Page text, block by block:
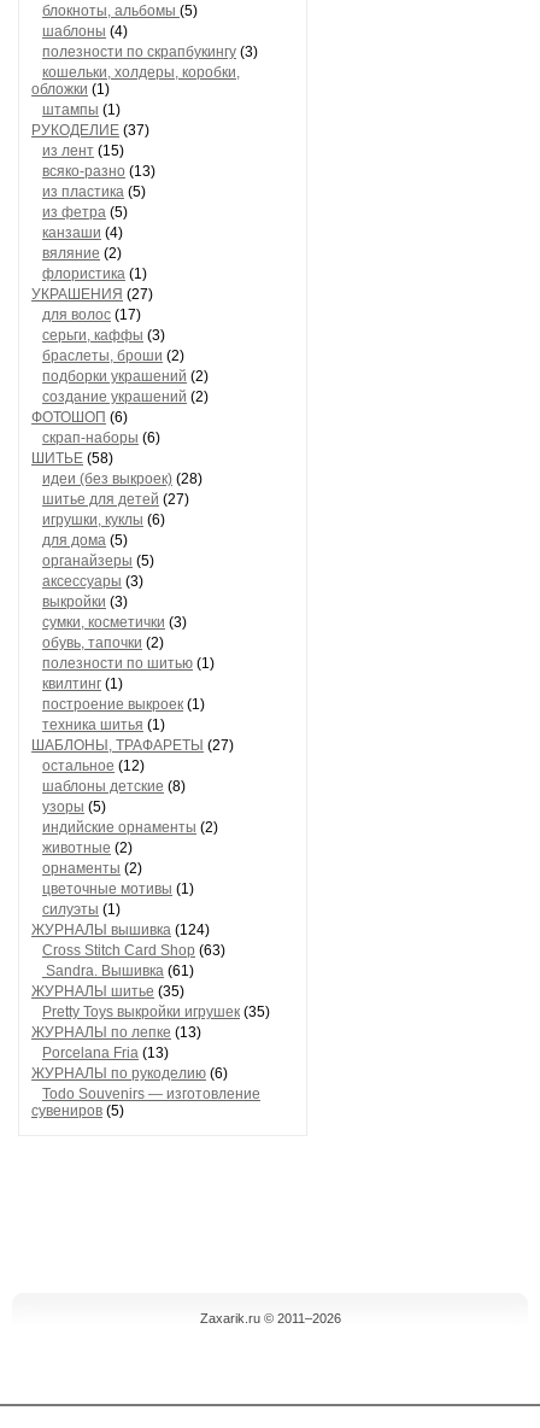
блокноты, альбомы (5)
шаблоны (4)
полезности по скрапбукингу (3)
кошельки, холдеры, коробки,
обложки (1)
штампы (1)
РУКОДЕЛИЕ (37)
из лент (15)
всяко-разно (13)
из пластика (5)
из фетра (5)
канзаши (4)
вяляние (2)
флористика (1)
УКРАШЕНИЯ (27)
для волос (17)
серьги, каффы (3)
браслеты, броши (2)
подборки украшений (2)
создание украшений (2)
ФОТОШОП (6)
скрап-наборы (6)
ШИТЬЕ (58)
идеи (без выкроек) (28)
шитье для детей (27)
игрушки, куклы (6)
для дома (5)
органайзеры (5)
аксессуары (3)
выкройки (3)
сумки, косметички (3)
обувь, тапочки (2)
полезности по шитью (1)
квилтинг (1)
построение выкроек (1)
техника шитья (1)
ШАБЛОНЫ, ТРАФАРЕТЫ (27)
остальное (12)
шаблоны детские (8)
узоры (5)
индийские орнаменты (2)
животные (2)
орнаменты (2)
цветочные мотивы (1)
силуэты (1)
ЖУРНАЛЫ вышивка (124)
Cross Stitch Card Shop (63)
Sandra. Вышивка (61)
ЖУРНАЛЫ шитье (35)
Pretty Toys выкройки игрушек (35)
ЖУРНАЛЫ по лепке (13)
Porcelana Fria (13)
ЖУРНАЛЫ по рукоделию (6)
Todo Souvenirs — изготовление
сувениров (5)
Zaxarik.ru © 2011–2026